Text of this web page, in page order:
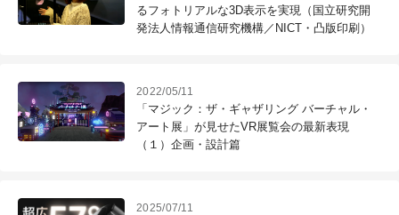
るフォトリアルな3D表示を実現（国立研究開
発法人情報通信研究機構／NICT・凸版印刷）
2022/05/11
「マジック：ザ・ギャザリング バーチャル・
アート展」が見せたVR展覧会の最新表現
（１）企画・設計篇
2025/07/11